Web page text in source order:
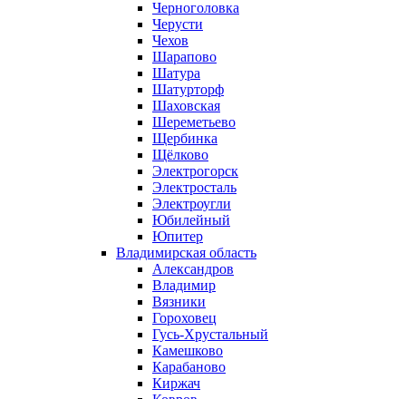
Черноголовка
Черусти
Чехов
Шарапово
Шатура
Шатурторф
Шаховская
Шереметьево
Щербинка
Щёлково
Электрогорск
Электросталь
Электроугли
Юбилейный
Юпитер
Владимирская область
Александров
Владимир
Вязники
Гороховец
Гусь-Хрустальный
Камешково
Карабаново
Киржач